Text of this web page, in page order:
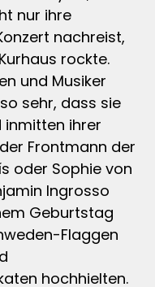
nur ihre
nachreist,
rockte.
und Musiker
sehr, dass sie
inmitten ihrer
Frontmann der
oder Sophie von
Ingrosso
Geburtstag
Flaggen
hochhielten.